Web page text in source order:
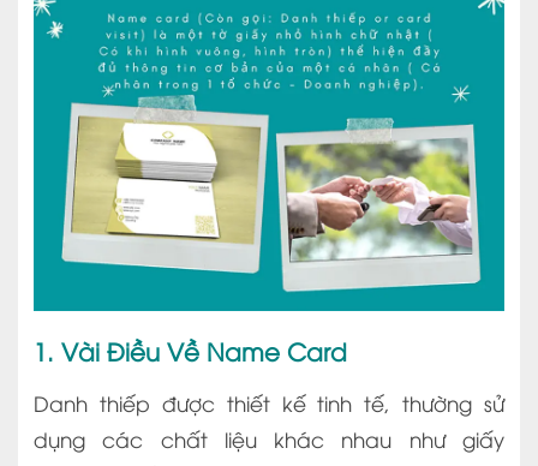
1. Vài Điều Về Name Card
Danh thiếp được thiết kế tinh tế, thường sử
dụng các chất liệu khác nhau như giấy